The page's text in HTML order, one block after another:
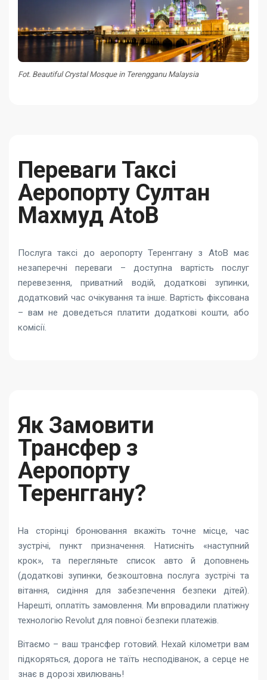
Fot. Beautiful Crystal Mosque in Terengganu Malaysia
Переваги Таксі
Аеропорту Султан
Махмуд AtoB
Послуга таксі до аеропорту Теренггану з AtoB має
незаперечні переваги – доступна вартість послуг
перевезення, приватний водій, додаткові зупинки,
додатковий час очікування та інше. Вартість фіксована
– вам не доведеться платити додаткові кошти, або
комісії.
Як Замовити
Трансфер з
Аеропорту
Теренггану?
На сторінці бронювання вкажіть точне місце, час
зустрічі, пункт призначення. Натисніть «наступний
крок», та перегляньте список авто й доповнень
(додаткові зупинки, безкоштовна послуга зустрічі та
вітання, сидіння для забезпечення безпеки дітей).
Нарешті, оплатіть замовлення. Ми впровадили платіжну
технологію Revolut для повної безпеки платежів.
Вітаємо – ваш трансфер готовий. Нехай кілометри вам
підкоряться, дорога не таїть несподіванок, а серце не
знає в дорозі хвилювань!